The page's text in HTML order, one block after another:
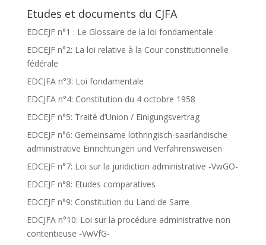
Etudes et documents du CJFA
EDCEJF n°1 : Le Glossaire de la loi fondamentale
EDCEJF n°2: La loi relative à la Cour constitutionnelle
fédérale
EDCJFA n°3: Loi fondamentale
EDCJFA n°4: Constitution du 4 octobre 1958
EDCEJF n°5: Traité d’Union / Einigungsvertrag
EDCEJF n°6: Gemeinsame lothringisch-saarländische
administrative Einrichtungen und Verfahrensweisen
EDCEJF n°7: Loi sur la juridiction administrative -VwGO-
EDCEJF n°8: Etudes comparatives
EDCEJF n°9: Constitution du Land de Sarre
EDCJFA n°10: Loi sur la procédure administrative non
contentieuse -VwVfG-